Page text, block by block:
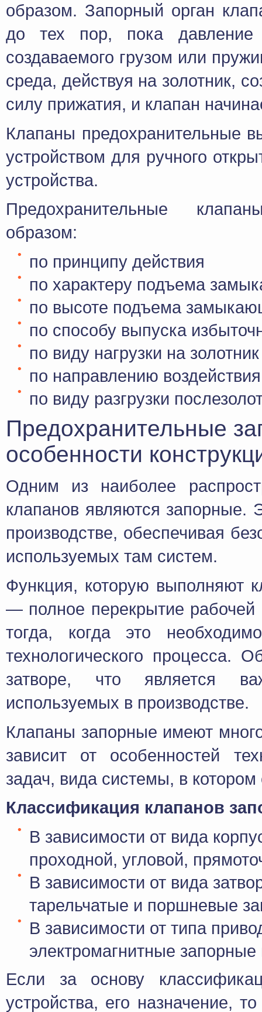
образом. Запорный орган
до тех пор, пока
создаваемого грузом или
среда, действуя на золотник,
силу прижатия, и клапан
Клапаны предохранительные
устройством для ручного
устройства.
Предохранительные
образом:
по принципу действия
по характеру подъема
по высоте подъема
по способу выпуска
по виду нагрузки на золотник
по направлению
по виду разгрузки
Предохранительные
особенности
Одним из наиболее
клапанов являются запорные.
производстве, обеспечивая
используемых там систем.
Функция, которую выполняют
— полное перекрытие
тогда, когда это
технологического процесса.
затворе, что является
используемых в производстве.
Клапаны запорные имеют
зависит от особенностей
задач, вида системы, в котором
Классификация клапанов
В зависимости от вида
проходной, угловой,
В зависимости от вида
тарельчатые и поршневые
В зависимости от типа
электромагнитные
Если за основу
устройства, его назначение,